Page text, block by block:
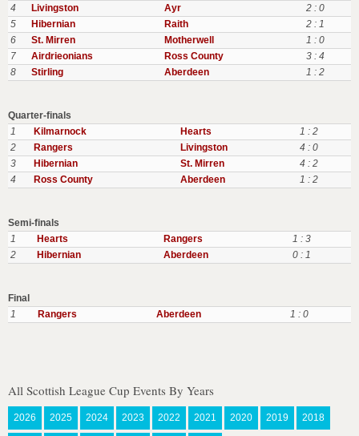
4
Livingston Ayr
2 : 0
5
Hibernian Raith
2 : 1
6
St. Mirren Motherwell
1 : 0
7
Airdrieonians Ross County
3 : 4
8
Stirling Aberdeen 1 : 2
Quarter-finals
1
Kilmarnock Hearts
1 : 2
2
Rangers Livingston
4 : 0
3
Hibernian St. Mirren
4 : 2
4
Ross County Aberdeen 1 : 2
Semi-finals
1
Hearts Rangers
1 : 3
2
Hibernian Aberdeen 0 : 1
Final
1
Rangers Aberdeen 1 : 0
All Scottish League Cup Events By Years
2026 2025 2024 2023 2022 2021 2020 2019 2018